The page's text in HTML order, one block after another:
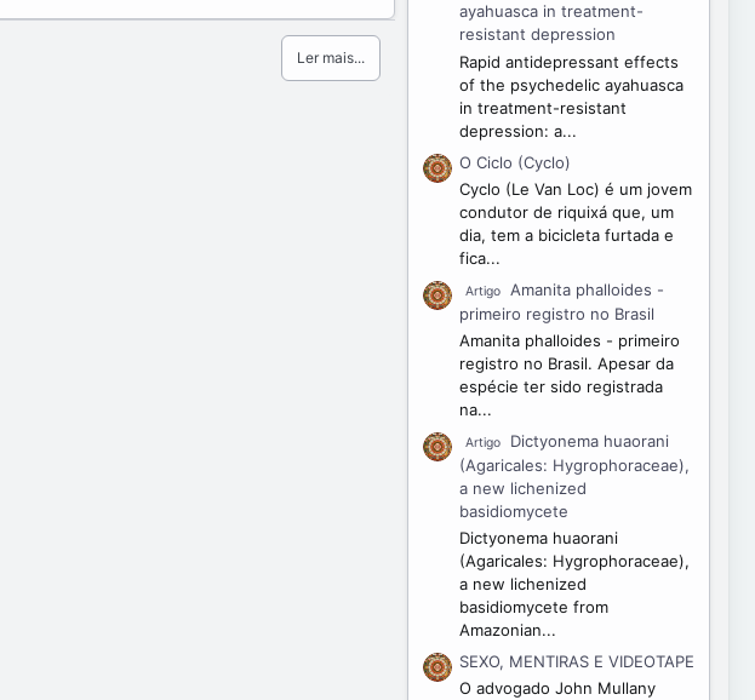
Ler mais...
ayahuasca in treatment-
resistant depression
Rapid antidepressant effects
of the psychedelic ayahuasca
in treatment-resistant
depression: a...
O Ciclo (Cyclo)
Cyclo (Le Van Loc) é um jovem
condutor de riquixá que, um
dia, tem a bicicleta furtada e
fica...
Artigo
Amanita phalloides -
primeiro registro no Brasil
Amanita phalloides - primeiro
registro no Brasil. Apesar da
espécie ter sido registrada
na...
Artigo
Dictyonema huaorani
(Agaricales: Hygrophoraceae),
a new lichenized
basidiomycete
Dictyonema huaorani
(Agaricales: Hygrophoraceae),
a new lichenized
basidiomycete from
Amazonian...
SEXO, MENTIRAS E VIDEOTAPE
O advogado John Mullany